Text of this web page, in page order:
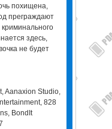
похищена,
преграждают
здесь,
не будет
Aanaxion Studio,
828
BondIt